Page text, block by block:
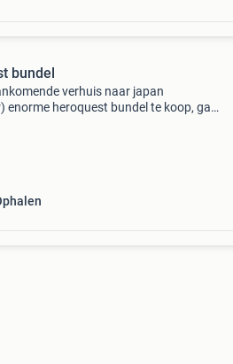
bundel
verhuis naar japan
enorme heroquest bundel te koop, gaat